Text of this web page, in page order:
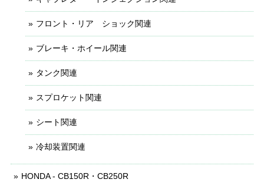
フロント・リア ショック関連
ブレーキ・ホイール関連
タンク関連
スプロケット関連
シート関連
冷却装置関連
HONDA - CB150R・CB250R